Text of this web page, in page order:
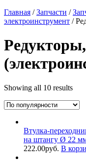
Главная /Запчасти /
электроинструмент /
Showing all 10 results
Втулка-
на штангу Ø 22
222.00руб. В